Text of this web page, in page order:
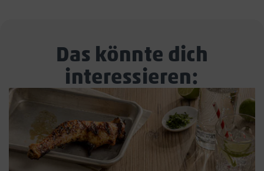
Das könnte dich
interessieren: